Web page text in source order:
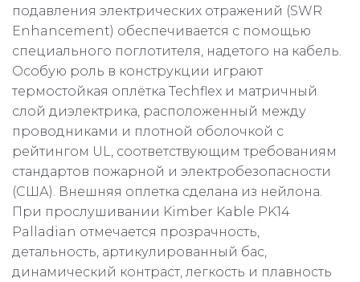
подавления электрических отражений (SWR
Enhancement) обеспечивается с помощью
специального поглотителя, надетого на кабель.
Особую роль в конструкции играют
термостойкая оплётка Techflex и матричный
слой диэлектрика, расположенный между
проводниками и плотной оболочкой с
рейтингом UL, соответствующим требованиям
стандартов пожарной и электробезопасности
(США). Внешняя оплетка сделана из нейлона.
При прослушивании Kimber Kable PK14
Palladian отмечается прозрачность,
детальность, артикулированный бас,
динамический контраст, легкость и плавность